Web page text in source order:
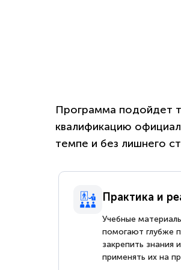
Программа подойдет
квалификацию
темпе и без лишнего
Практика и
Учебные
помогают глубже
закрепить знания
применять их на